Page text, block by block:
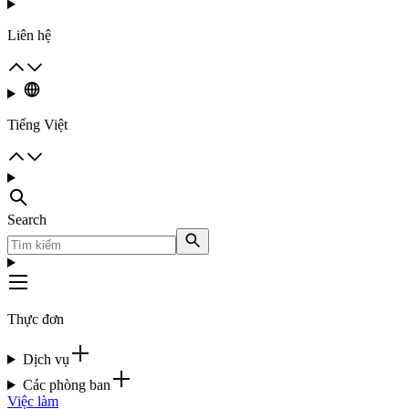
Liên hệ
Tiếng Việt
Search
Thực đơn
Dịch vụ
Các phòng ban
Việc làm